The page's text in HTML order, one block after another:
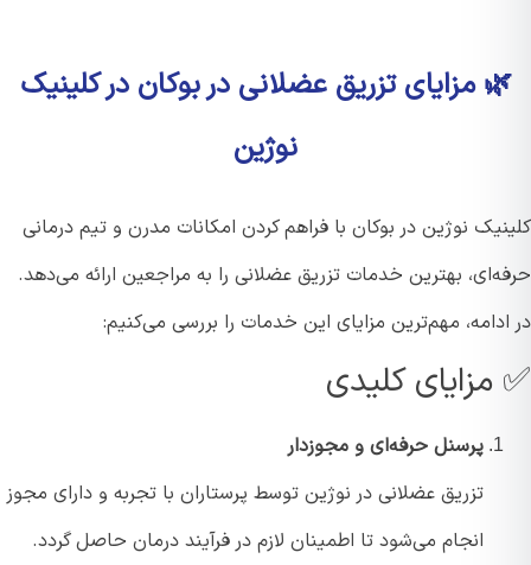
مزایای تزریق عضلانی در بوکان در کلینیک
نوژین
نوژین در بوکان با فراهم کردن امکانات مدرن و تیم درمانی
بهترین خدمات تزریق عضلانی را به مراجعین ارائه می‌دهد.
مهم‌ترین مزایای این خدمات را بررسی می‌کنیم:
کلیدی
پرسنل حرفه‌ای و مجوزدار
تزریق عضلانی در نوژین توسط پرستاران با تجربه و دارای مجوز
انجام می‌شود تا اطمینان لازم در فرآیند درمان حاصل گردد.